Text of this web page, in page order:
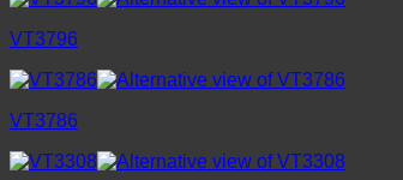
VT3796
VT3786